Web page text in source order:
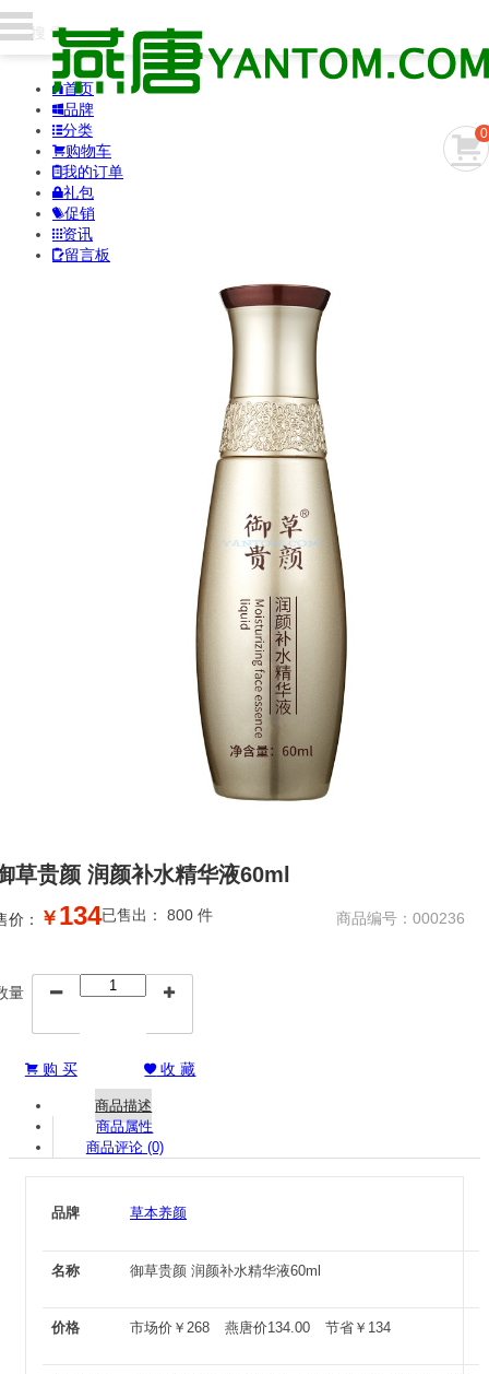
0
首页
品牌
分类
购物车
我的订单
礼包
促销
资讯
留言板
草贵颜 润颜补水精华液60ml
价： ￥ 134 商品编号：000236
已售出： 800 件
量  
购 买 收 藏
商品描述
商品属性
商品评论 (0)
品牌 草本养颜
名称 御草贵颜 润颜补水精华液60ml
价格 市场价 ￥ 268 燕唐价134.00 节省 ￥ 134